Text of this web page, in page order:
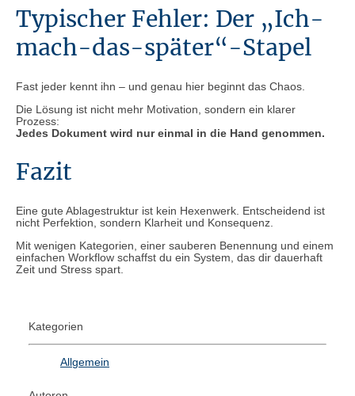
Typischer Fehler: Der „Ich-
mach-das-später“-Stapel
Fast jeder kennt ihn – und genau hier beginnt das Chaos.
Die Lösung ist nicht mehr Motivation, sondern ein klarer
Prozess:
Jedes Dokument wird nur einmal in die Hand genommen.
Fazit
Eine gute Ablagestruktur ist kein Hexenwerk. Entscheidend ist
nicht Perfektion, sondern Klarheit und Konsequenz.
Mit wenigen Kategorien, einer sauberen Benennung und einem
einfachen Workflow schaffst du ein System, das dir dauerhaft
Zeit und Stress spart.
Kategorien
Allgemein